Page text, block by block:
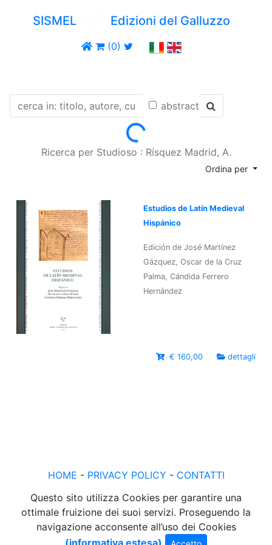
SISMEL Edizioni del Galluzzo
(0)
abstract
Loading...
Ricerca per Studioso : Rísquez Madrid, A.
Ordina per
Estudios de Latín Medieval
Hispánico
Edición de José Martínez
Gázquez, Oscar de la Cruz
Palma, Cándida Ferrero
Hernández
€ 160,00 dettagli
HOME - PRIVACY POLICY - CONTATTI
Questo sito utilizza Cookies per garantire una
ottimale fruizione dei suoi servizi. Proseguendo la
navigazione acconsente all’uso dei Cookies
(informativa estesa)